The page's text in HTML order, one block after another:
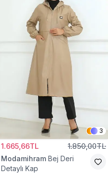
3
1.665,66TL 1.850,00TL
Modamihram Bej Deri
Detaylı Kap